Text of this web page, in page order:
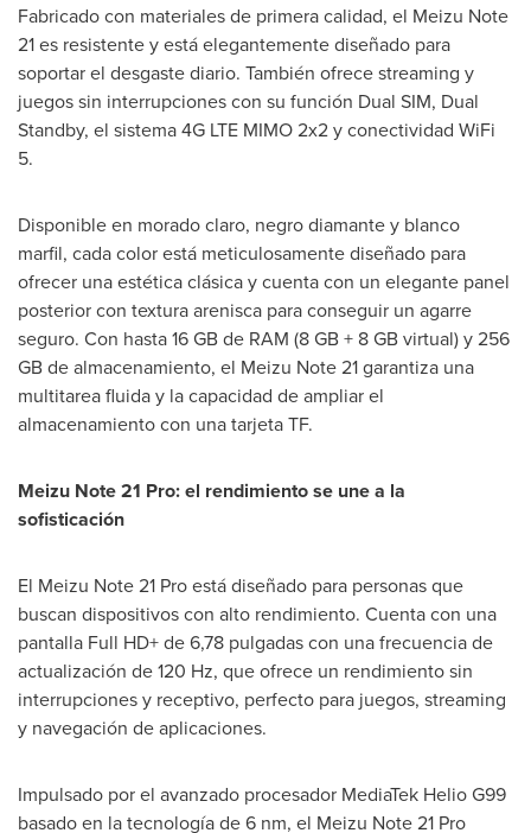
Fabricado con materiales de primera calidad, el Meizu Note
21 es resistente y está elegantemente diseñado para
soportar el desgaste diario. También ofrece streaming y
juegos sin interrupciones con su función Dual SIM, Dual
Standby, el sistema 4G LTE MIMO 2x2 y conectividad WiFi
5.
Disponible en morado claro, negro diamante y blanco
marfil, cada color está meticulosamente diseñado para
ofrecer una estética clásica y cuenta con un elegante panel
posterior con textura arenisca para conseguir un agarre
seguro. Con hasta 16 GB de RAM (8 GB + 8 GB virtual) y 256
GB de almacenamiento, el Meizu Note 21 garantiza una
multitarea fluida y la capacidad de ampliar el
almacenamiento con una tarjeta TF.
Meizu Note 21 Pro: el rendimiento se une a la
sofisticación
El Meizu Note 21 Pro está diseñado para personas que
buscan dispositivos con alto rendimiento. Cuenta con una
pantalla Full HD+ de 6,78 pulgadas con una frecuencia de
actualización de 120 Hz, que ofrece un rendimiento sin
interrupciones y receptivo, perfecto para juegos, streaming
y navegación de aplicaciones.
Impulsado por el avanzado procesador MediaTek Helio G99
basado en la tecnología de 6 nm, el Meizu Note 21 Pro